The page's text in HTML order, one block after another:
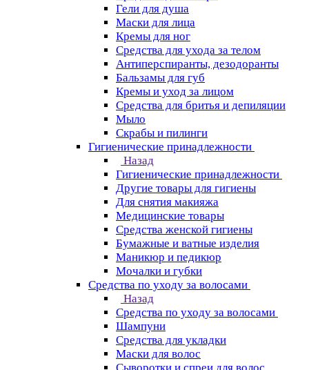
Гели для душа
Маски для лица
Кремы для ног
Средства для ухода за телом
Антиперспиранты, дезодоранты
Бальзамы для губ
Кремы и уход за лицом
Средства для бритья и депиляции
Мыло
Скрабы и пилинги
Гигиенические принадлежности
Назад
Гигиенические принадлежности
Другие товары для гигиены
Для снятия макияжа
Медицинские товары
Средства женской гигиены
Бумажные и ватные изделия
Маникюр и педикюр
Мочалки и губки
Средства по уходу за волосами
Назад
Средства по уходу за волосами
Шампуни
Средства для укладки
Маски для волос